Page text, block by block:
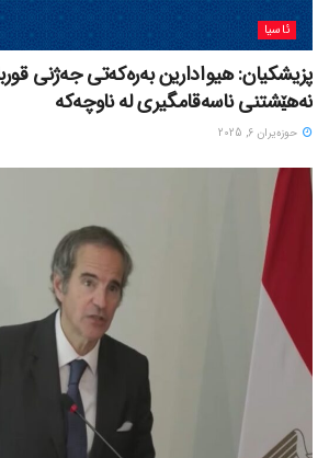
ئاسیا
پزیشکیان: هیوادارین بەرەکەتی جەژنی
نەهێشتنی ناسەقامگیری لە ناوچەکە
حوزه‌یران 6, 2025